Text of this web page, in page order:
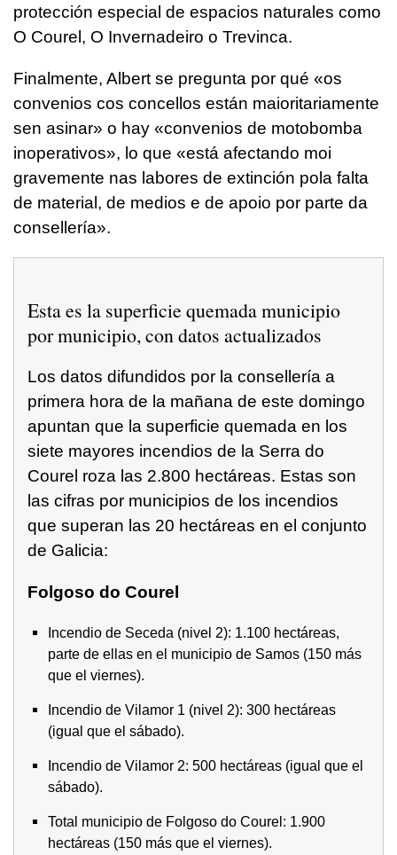
protección especial de espacios naturales como
O Courel, O Invernadeiro o Trevinca.
Finalmente, Albert se pregunta por qué «os
convenios cos concellos están maioritariamente
sen asinar» o hay «convenios de motobomba
inoperativos», lo que «está afectando moi
gravemente nas labores de extinción pola falta
de material, de medios e de apoio por parte da
consellería».
Esta es la superficie quemada municipio
por municipio, con datos actualizados
Los datos difundidos por la consellería a
primera hora de la mañana de este domingo
apuntan que la superficie quemada en los
siete mayores incendios de la Serra do
Courel roza las 2.800 hectáreas. Estas son
las cifras por municipios de los incendios
que superan las 20 hectáreas en el conjunto
de Galicia:
Folgoso do Courel
Incendio de Seceda (nivel 2): 1.100 hectáreas,
parte de ellas en el municipio de Samos (150 más
que el viernes).
Incendio de Vilamor 1 (nivel 2): 300 hectáreas
(igual que el sábado).
Incendio de Vilamor 2: 500 hectáreas (igual que el
sábado).
Total municipio de Folgoso do Courel: 1.900
hectáreas (150 más que el viernes).